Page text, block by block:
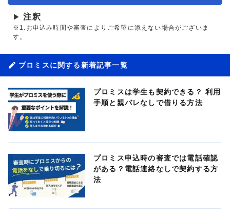
▶ 注釈
※1.お申込み時間や審査によりご希望に添えない場合がございま
す。
プロミスに関する新着記事一覧
プロミスは学生も契約できる？ 利用
手順と親バレなしで借りる方法
プロミス申込時の審査では電話確認
がある？電話連絡なしで契約する方
法